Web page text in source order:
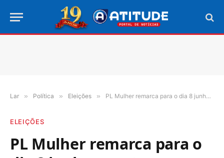
Lar » Política » Eleições » PL Mulher remarca para o dia 8 junho evento com Michelle Bolsonaro em Palmas (TO)
ELEIÇÕES
PL Mulher remarca para o